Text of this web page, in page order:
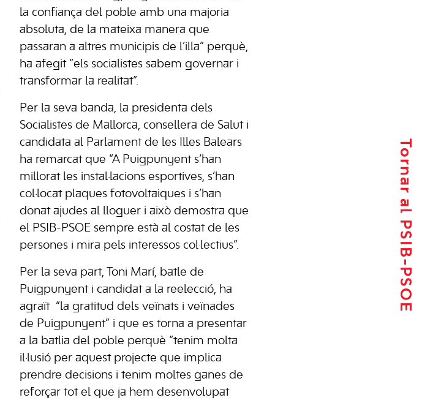
Tornar al PSIB-PSOE
la confiança del poble amb una majoria
absoluta, de la mateixa manera que
passaran a altres municipis de l’illa” perquè,
ha afegit “els socialistes sabem governar i
transformar la realitat”.
Per la seva banda, la presidenta dels
Socialistes de Mallorca, consellera de Salut i
candidata al Parlament de les Illes Balears
ha remarcat que “A Puigpunyent s’han
millorat les instal·lacions esportives, s’han
col·locat plaques fotovoltaiques i s’han
donat ajudes al lloguer i això demostra que
el PSIB-PSOE sempre està al costat de les
persones i mira pels interessos col·lectius”.
Per la seva part, Toni Marí, batle de
Puigpunyent i candidat a la reelecció, ha
agraït “la gratitud dels veïnats i veïnades
de Puigpunyent” i que es torna a presentar
a la batlia del poble perquè “tenim molta
il·lusió per aquest projecte que implica
prendre decisions i tenim moltes ganes de
reforçar tot el que ja hem desenvolupat